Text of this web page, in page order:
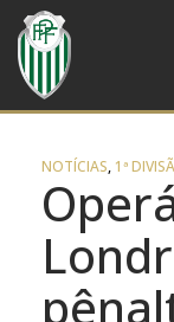
NOTÍCIAS, 1ª